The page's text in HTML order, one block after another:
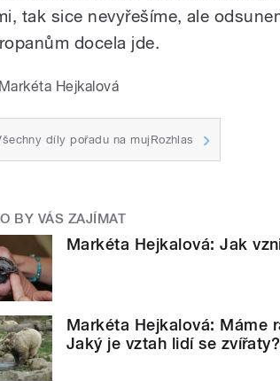
tak sice nevyřešíme, ale
docela jde.
Markéta Hejkalová
díly pořadu na mujRozhlas
BY VÁS ZAJÍMAT
Markéta Hejkalová: Jak
Markéta Hejkalová: Máme
Jaký je vztah lidí se zvířaty?